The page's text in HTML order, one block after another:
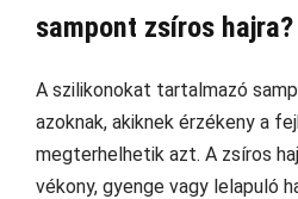
sampont zsíros hajra?
A szilikonokat tartalmazó
azoknak, akiknek érzékeny a
megterhelhetik azt. A zsíros
vékony, gyenge vagy lelapuló